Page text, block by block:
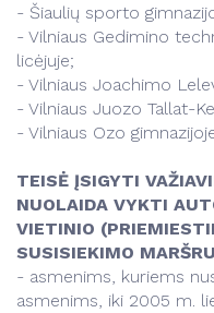
- Šiaulių sporto
- Vilniaus Gedimino
licėjuje;
- Vilniaus Joachimo
- Vilniaus Juozo Tallat-
- Vilniaus Ozo
TEISĖ ĮSIGYTI
NUOLAIDA VYKTI
VIETINIO
SUSISIEKIMO
- asmenims, kuriems
asmenims, iki 2005 m.